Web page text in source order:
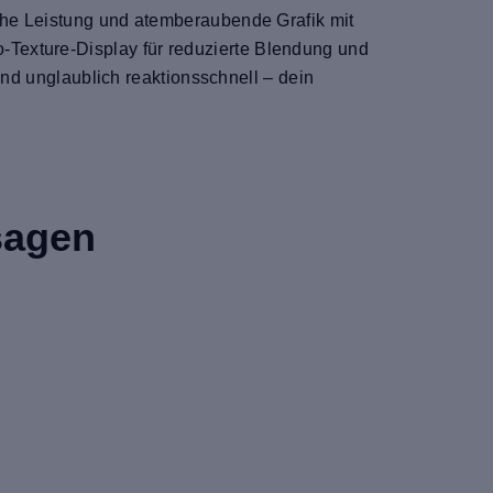
Leistung und atemberaubende Grafik mit
Display für reduzierte Blendung und
unglaublich reaktionsschnell – dein